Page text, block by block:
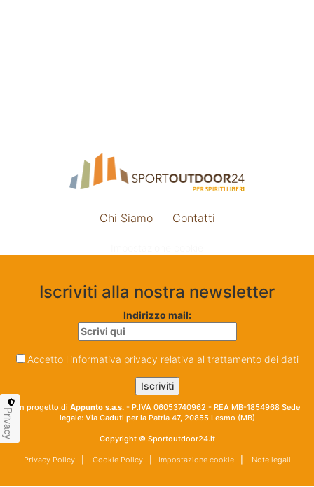
Chi Siamo Contatti
Iscriviti alla nostra newsletter
Indirizzo mail:
Accetto l'informativa privacy relativa al trattamento dei dati
Un progetto di Appunto s.a.s. - P.IVA 06053740962 - REA MB-1854968 Sede
legale: Via Caduti per la Patria 47, 20855 Lesmo (MB)
Copyright © Sportoutdoor24.it
Privacy Policy| Cookie Policy| Impostazione cookie| Note legali
Privacy